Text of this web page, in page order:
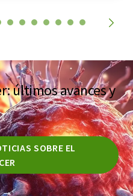
últimos avances y
SOBRE EL